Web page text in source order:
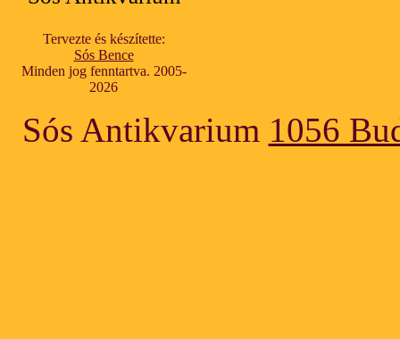
Tervezte és készítette:
Sós Bence
Minden jog fenntartva. 2005-
2026
Sós Antikvarium 1056